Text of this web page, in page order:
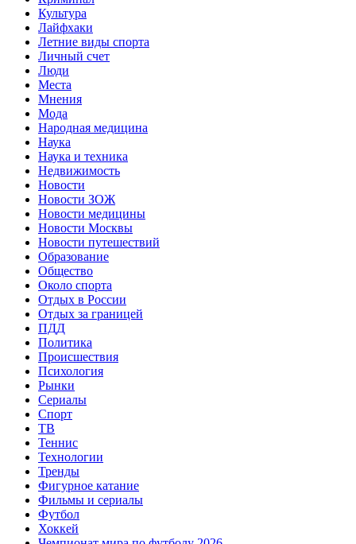
Культура
Лайфхаки
Летние виды спорта
Личный счет
Люди
Места
Мнения
Мода
Народная медицина
Наука
Наука и техника
Недвижимость
Новости
Новости ЗОЖ
Новости медицины
Новости Москвы
Новости путешествий
Образование
Общество
Около спорта
Отдых в России
Отдых за границей
ПДД
Политика
Происшествия
Психология
Рынки
Сериалы
Спорт
ТВ
Теннис
Технологии
Тренды
Фигурное катание
Фильмы и сериалы
Футбол
Хоккей